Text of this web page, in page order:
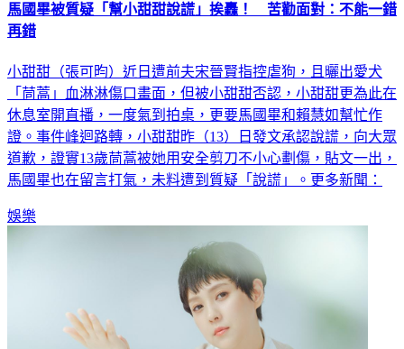
馬國畢被質疑「幫小甜甜說謊」挨轟！ 苦勸面對：不能一錯
再錯
小甜甜（張可昀）近日遭前夫宋晉賢指控虐狗，且曬出愛犬
「茼蒿」血淋淋傷口畫面，但被小甜甜否認，小甜甜更為此在
休息室開直播，一度氣到拍桌，更要馬國畢和賴慧如幫忙作
證。事件峰迴路轉，小甜甜昨（13）日發文承認說謊，向大眾
道歉，證實13歲茼蒿被她用安全剪刀不小心劃傷，貼文一出，
馬國畢也在留言打氣，未料遭到質疑「說謊」。更多新聞：
娛樂